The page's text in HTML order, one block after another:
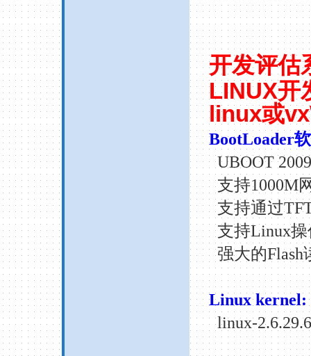
开发评估
LINUX开
linux或
BootLoader
UBOOT
支持1000M
支持通过
支持Linux操
强大的Flash
Linux kernel:
linux-2.6.29